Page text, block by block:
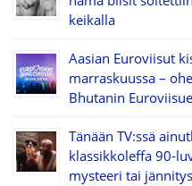
keikalla
Aasian Euroviisut
marraskuussa –
Bhutanin
Tänään TV:ssä
klassikkoleffa 90-
mysteeri tai